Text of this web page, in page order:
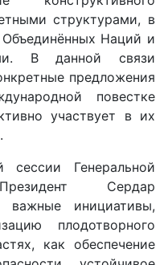
структурами, в
Наций и
В данной связи
предложения
повестке
участвует в их
Генеральной
Сердар
важные инициативы,
плодотворного
как обеспечение